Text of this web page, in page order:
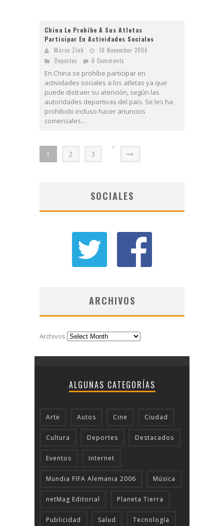
China Le Prohíbe A Sus Atletas
Participar En Actividades Sociales
Marco Zink
10 November 2006
Deportes
0 Comments
En China se prohíbe participar en
actividades sociales a los atletas ya que
puede distraer su atención, según las
autoridades deportivas del país. Se les ha
prohibido incluso hacer anuncios
comerciales...
1 2 3
SOCIALES
ARCHIVOS
Archivos
ALGUNAS CATEGORÍAS
Arte Autos Cine Ciudad
Cultura Deportes Destacados
Eventos Internet
Mundia FIFA Alemania 2006 Música
netMag Editorial Planeta Tierra
Publicidad Salud Tecnologí­a